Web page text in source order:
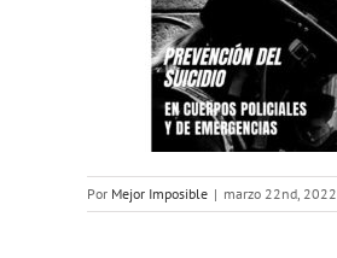
Por Mejor Imposible | marzo 22nd, 2022